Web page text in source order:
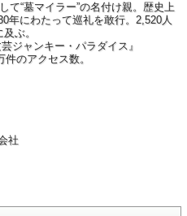
て“墓マイラー”の名付け親。歴史上
年にわたって巡礼を敢行。2,520人
ぶ。
ジャンキー・パラダイス』
のアクセス数。
社